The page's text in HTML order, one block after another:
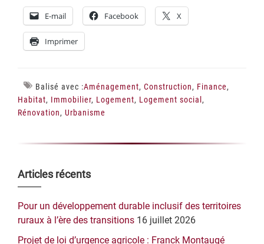
E-mail Facebook X
Imprimer
Balisé avec :Aménagement, Construction, Finance,
Habitat, Immobilier, Logement, Logement social ,
Rénovation, Urbanisme
Barre
latérale
principale
Articles récents
Pour un développement durable inclusif des territoires
ruraux à l’ère des transitions 16 juillet 2026
Projet de loi d’urgence agricole : Franck Montaugé